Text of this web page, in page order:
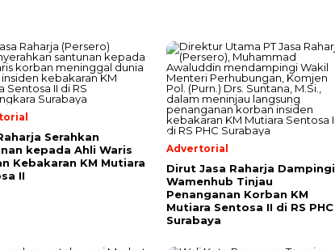
Serahkan
kepada Ahli Waris
Kebakaran KM Mutiara
II
Advertorial
Dirut Jasa Raharja Dampingi
Wamenhub Tinjau
Penanganan Korban KM
Mutiara Sentosa II di RS PHC
Surabaya